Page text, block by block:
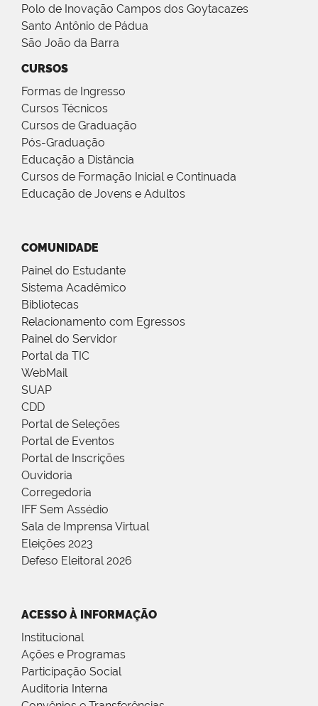
Polo de Inovação Campos dos Goytacazes
Santo Antônio de Pádua
São João da Barra
CURSOS
Formas de Ingresso
Cursos Técnicos
Cursos de Graduação
Pós-Graduação
Educação a Distância
Cursos de Formação Inicial e Continuada
Educação de Jovens e Adultos
COMUNIDADE
Painel do Estudante
Sistema Acadêmico
Bibliotecas
Relacionamento com Egressos
Painel do Servidor
Portal da TIC
WebMail
SUAP
CDD
Portal de Seleções
Portal de Eventos
Portal de Inscrições
Ouvidoria
Corregedoria
IFF Sem Assédio
Sala de Imprensa Virtual
Eleições 2023
Defeso Eleitoral 2026
ACESSO À INFORMAÇÃO
Institucional
Ações e Programas
Participação Social
Auditoria Interna